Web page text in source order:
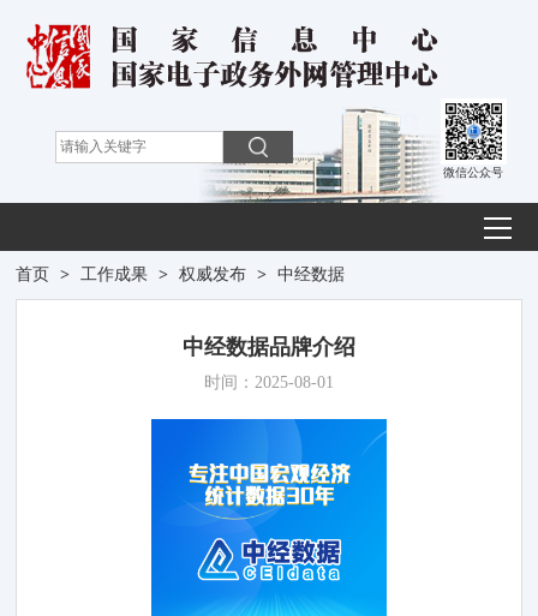
微信公众号
首页 > 工作成果 > 权威发布 > 中经数据
中经数据品牌介绍
时间：2025-08-01